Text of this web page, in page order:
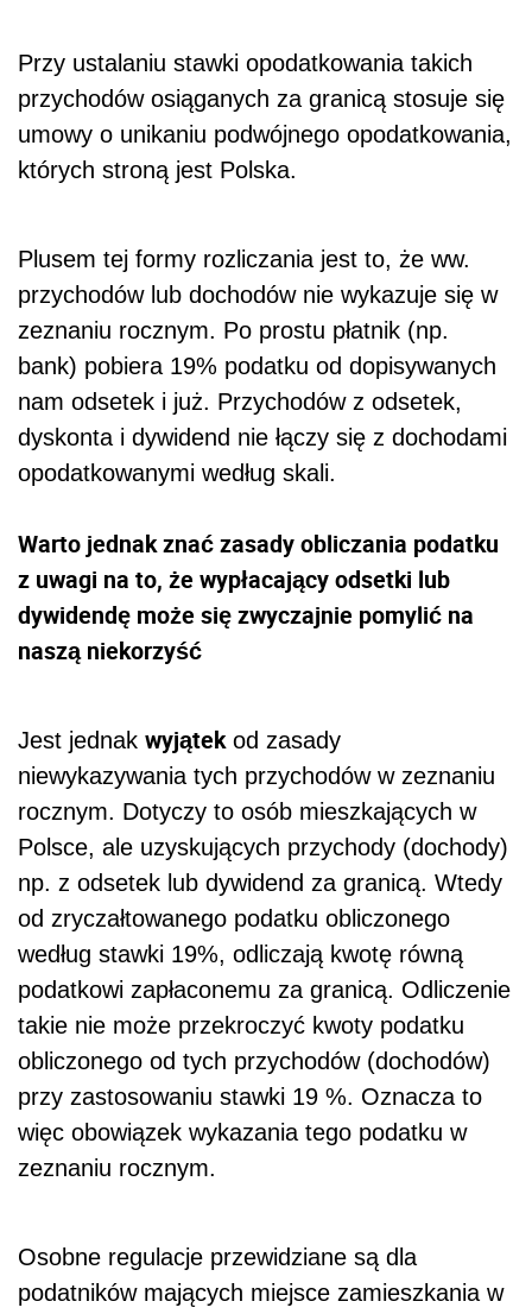
Przy ustalaniu stawki opodatkowania takich
przychodów osiąganych za granicą stosuje się
umowy o unikaniu podwójnego opodatkowania,
których stroną jest Polska.
Plusem tej formy rozliczania jest to, że ww.
przychodów lub dochodów nie wykazuje się w
zeznaniu rocznym. Po prostu płatnik (np.
bank) pobiera 19% podatku od dopisywanych
nam odsetek i już. Przychodów z odsetek,
dyskonta i dywidend nie łączy się z dochodami
opodatkowanymi według skali.
Warto jednak znać zasady obliczania podatku
z uwagi na to, że wypłacający odsetki lub
dywidendę może się zwyczajnie pomylić na
naszą niekorzyść
Jest jednak wyjątek od zasady
niewykazywania tych przychodów w zeznaniu
rocznym. Dotyczy to osób mieszkających w
Polsce, ale uzyskujących przychody (dochody)
np. z odsetek lub dywidend za granicą. Wtedy
od zryczałtowanego podatku obliczonego
według stawki 19%, odliczają kwotę równą
podatkowi zapłaconemu za granicą. Odliczenie
takie nie może przekroczyć kwoty podatku
obliczonego od tych przychodów (dochodów)
przy zastosowaniu stawki 19 %. Oznacza to
więc obowiązek wykazania tego podatku w
zeznaniu rocznym.
Osobne regulacje przewidziane są dla
podatników mających miejsce zamieszkania w